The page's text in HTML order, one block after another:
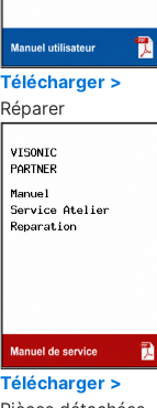
Télécharger >
Réparer
Télécharger >